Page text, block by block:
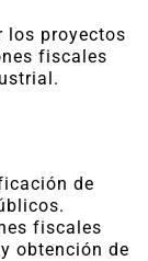
los proyectos
fiscales
de
fiscales
obtención de